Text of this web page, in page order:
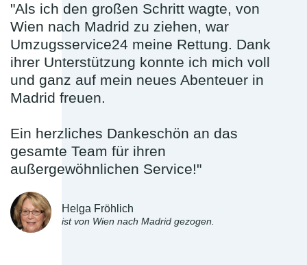
"Als ich den großen Schritt wagte, von
Wien nach Madrid zu ziehen, war
Umzugsservice24 meine Rettung. Dank
ihrer Unterstützung konnte ich mich voll
und ganz auf mein neues Abenteuer in
Madrid freuen.
Ein herzliches Dankeschön an das
gesamte Team für ihren
außergewöhnlichen Service!"
Helga Fröhlich
ist von Wien nach Madrid gezogen.